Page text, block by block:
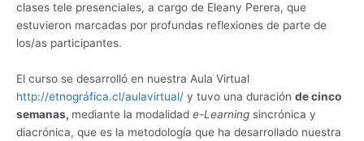
clases tele presenciales, a cargo de Eleany Perera, que
estuvieron marcadas por profundas reflexiones de parte de
los/as participantes.
El curso se desarrolló en nuestra Aula Virtual
http://etnográfica.cl/aulavirtual/ y tuvo una duración de cinco
semanas, mediante la modalidad e-Learning sincrónica y
diacrónica, que es la metodología que ha desarrollado nuestra